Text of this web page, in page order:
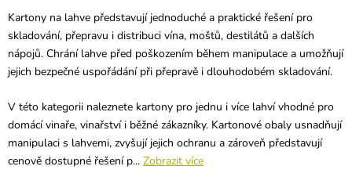
Kartony na lahve představují jednoduché a praktické řešení pro
skladování, přepravu i distribuci vína, moštů, destilátů a dalších
nápojů. Chrání lahve před poškozením během manipulace a umožňují
jejich bezpečné uspořádání při přepravě i dlouhodobém skladování.
V této kategorii naleznete kartony pro jednu i více lahví vhodné pro
domácí vinaře, vinařství i běžné zákazníky. Kartonové obaly usnadňují
manipulaci s lahvemi, zvyšují jejich ochranu a zároveň představují
cenově dostupné řešení p... Zobrazit více